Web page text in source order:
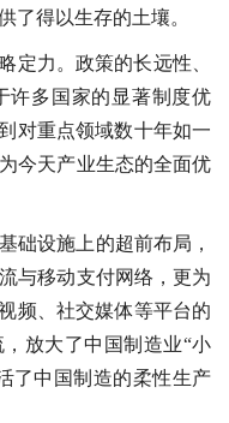
了得以生存的土壤。
定力。政策的长远性、
许多国家的显著制度优
对重点领域数十年如一
今天产业生态的全面优
础设施上的超前布局，
与移动支付网络，更为
频、社交媒体等平台的
放大了中国制造业“小
了中国制造的柔性生产